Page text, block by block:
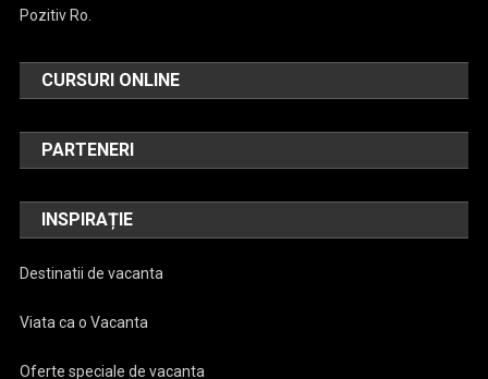
Pozitiv Ro.
CURSURI ONLINE
PARTENERI
INSPIRAȚIE
Destinatii de vacanta
Viata ca o Vacanta
Oferte speciale de vacanta